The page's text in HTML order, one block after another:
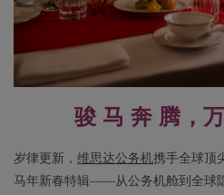
骏 马 奔 腾，
岁律更新， 维思达公务机携手全球顶
马年新春特辑——从公务机舱到全球